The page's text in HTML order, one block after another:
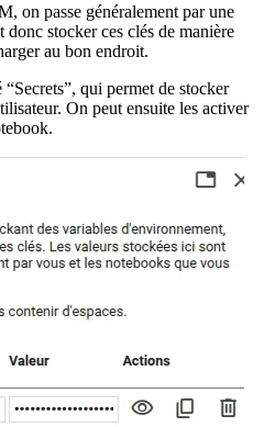
on passe généralement par une
stocker ces clés de manière
au bon endroit.
qui permet de stocker
On peut ensuite les activer